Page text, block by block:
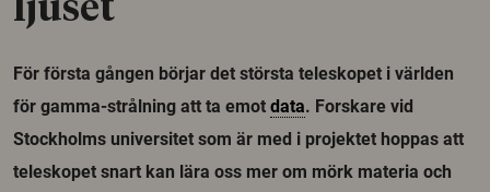
ljuset
För första gången börjar det största teleskopet i världen
för gamma-strålning att ta emot data. Forskare vid
Stockholms universitet som är med i projektet hoppas att
teleskopet snart kan lära oss mer om mörk materia och